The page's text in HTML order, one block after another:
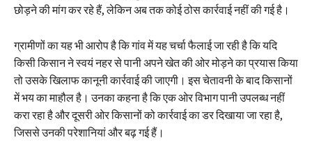
छोड़ने की मांग कर रहे हैं, लेकिन अब तक कोई ठोस कार्रवाई नहीं की गई है।
ग्रामीणों का यह भी आरोप है कि गांव में यह चर्चा फैलाई जा रही है कि यदि
किसी किसान ने स्वयं नहर से पानी अपने खेत की ओर मोड़ने का प्रयास किया
तो उसके खिलाफ कानूनी कार्रवाई की जाएगी। इस चेतावनी के बाद किसानों
में भय का माहौल है। उनका कहना है कि एक ओर विभाग पानी उपलब्ध नहीं
करा रहा है और दूसरी ओर किसानों को कार्रवाई का डर दिखाया जा रहा है,
जिससे उनकी परेशानियां और बढ़ गई हैं।